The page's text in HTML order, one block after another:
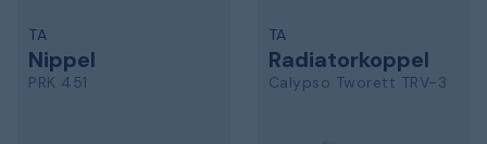
TA
Nippel
PRK 451
TA
Radiatorkoppel
Calypso Tworett TRV-3